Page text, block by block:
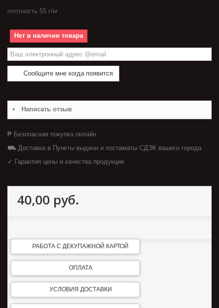
плотность 55 г/м
Нет в наличии товара
Сообщите мне когда появится
Написать отзыв
₱ Безопасная покупка онлайн
⛟ Доставка в Пункты выдачи и постаматы СДЭК вашего города
✓ Гарантия цены и качества продукции
40,00 руб.
РАБОТА С ДЕКУПАЖНОЙ КАРТОЙ
ОПЛАТА
УСЛОВИЯ ДОСТАВКИ